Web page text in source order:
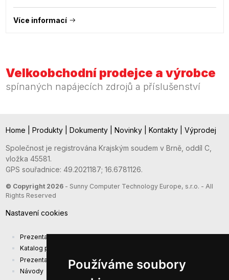
Používáme soubory
Více informací
Velkoobchodní prodejce a výrobce
spínaných napájecích zdrojů a příslušenství
Home Produkty Dokumenty Novinky Kontakty Výprodej
Společnost je registrována Krajským soudem v Brně, oddíl C,
vložka 45581.
GPS souřadnice: 49.2021187; 16.6781126.
© Copyright 2026- Sunny Computer Technology Europe, s.r.o. - All
Rights Reserved
Nastavení cookies
Prezentace společnosti
Katalog produktů
Prezentacni katalog
Návody